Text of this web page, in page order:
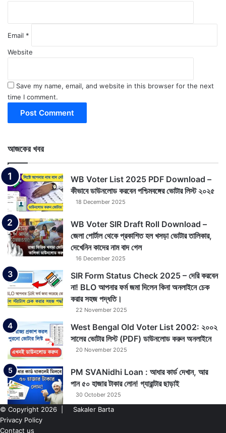
Email *
Website
Save my name, email, and website in this browser for the next
time I comment.
আজকের খবর
WB Voter List 2025 PDF Download –
কীভাবে ডাউনলোড করবেন পশ্চিমবঙ্গের ভোটার লিস্ট ২০২৫
18 December 2025
WB Voter SIR Draft Roll Download –
জেলা পোর্টাল থেকে প্রকাশিত হল খসড়া ভোটার তালিকার,
দেখেনিন কাদের নাম বাদ গেল
16 December 2025
SIR Form Status Check 2025 – দেরি করবেন
না! BLO আপনার ফর্ম জমা দিলেন কিনা অনলাইনে চেক
করার সহজ পদ্ধতি।
22 November 2025
West Bengal Old Voter List 2002: ২০০২
সালের ভোটার লিস্ট (PDF) ডাউনলোড করুন অনলাইনে
20 November 2025
PM SVANidhi Loan : আধার কার্ড দেখান, আর
পান ৫০ হাজার টাকার লোন! গ্যারান্টার ছাড়াই
30 October 2025
© Copyright 2026 |
Sakaler Barta
Privacy Policy
Contact us